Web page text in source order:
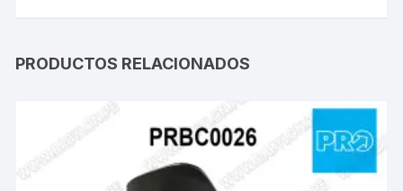
PRODUCTOS RELACIONADOS